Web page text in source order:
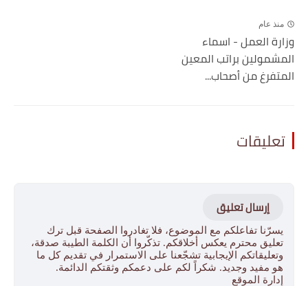
منذ عام
وزارة العمل - اسماء
المشمولين براتب المعين
المتفرغ من أصحاب...
تعليقات
إرسال تعليق
يسرّنا تفاعلكم مع الموضوع، فلا تغادروا الصفحة قبل ترك
تعليق محترم يعكس أخلاقكم. تذكّروا أن الكلمة الطيبة صدقة،
وتعليقاتكم الإيجابية تشجّعنا على الاستمرار في تقديم كل ما
هو مفيد وجديد. شكراً لكم على دعمكم وثقتكم الدائمة.
إدارة الموقع